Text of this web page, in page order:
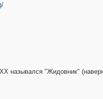
назывался "Жидовник"